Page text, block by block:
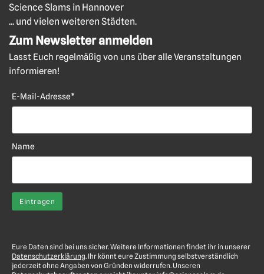
Science Slams in Hannover
... und vielen weiteren Städten.
Zum Newsletter anmelden
Lasst Euch regelmäßig von uns über alle Veranstaltungen
informieren!
E-Mail-Adresse*
Name
Eure Daten sind bei uns sicher. Weitere Informationen findet ihr in unserer
Datenschutzerklärung. Ihr könnt eure Zustimmung selbstverständlich
jederzeit ohne Angaben von Gründen widerrufen. Unseren